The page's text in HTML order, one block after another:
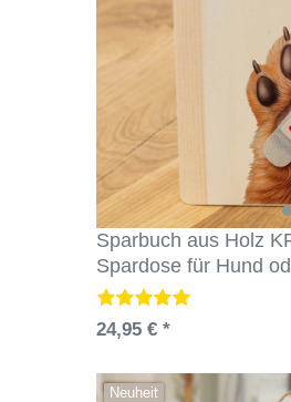
Sparbuch aus Holz
Spardose für Hund
24,95 € *
Neuheit